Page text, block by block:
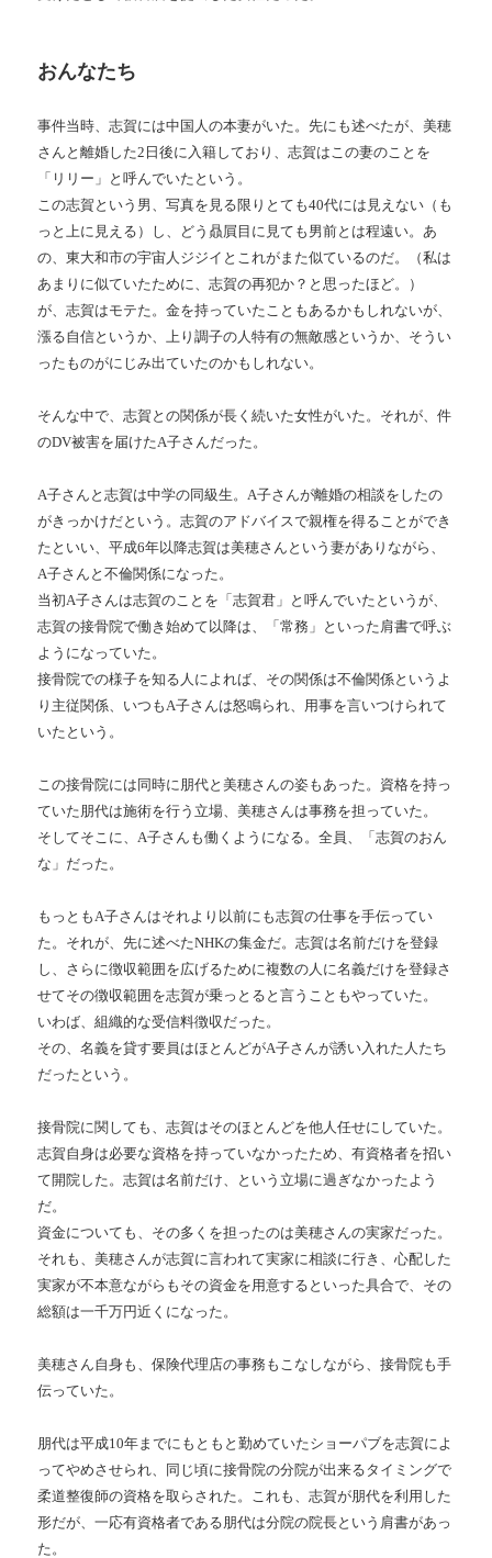
おんなたち
事件当時、志賀には中国人の本妻がいた。先にも述べたが、美穂
さんと離婚した2日後に入籍しており、志賀はこの妻のことを
「リリー」と呼んでいたという。
この志賀という男、写真を見る限りとても40代には見えない（も
っと上に見える）し、どう贔屓目に見ても男前とは程遠い。あ
の、東大和市の宇宙人ジジイとこれがまた似ているのだ。（私は
あまりに似ていたために、志賀の再犯か？と思ったほど。）
が、志賀はモテた。金を持っていたこともあるかもしれないが、
漲る自信というか、上り調子の人特有の無敵感というか、そうい
ったものがにじみ出ていたのかもしれない。
そんな中で、志賀との関係が長く続いた女性がいた。それが、件
のDV被害を届けたA子さんだった。
A子さんと志賀は中学の同級生。A子さんが離婚の相談をしたの
がきっかけだという。志賀のアドバイスで親権を得ることができ
たといい、平成6年以降志賀は美穂さんという妻がありながら、
A子さんと不倫関係になった。
当初A子さんは志賀のことを「志賀君」と呼んでいたというが、
志賀の接骨院で働き始めて以降は、「常務」といった肩書で呼ぶ
ようになっていた。
接骨院での様子を知る人によれば、その関係は不倫関係というよ
り主従関係、いつもA子さんは怒鳴られ、用事を言いつけられて
いたという。
この接骨院には同時に朋代と美穂さんの姿もあった。資格を持っ
ていた朋代は施術を行う立場、美穂さんは事務を担っていた。
そしてそこに、A子さんも働くようになる。全員、「志賀のおん
な」だった。
もっともA子さんはそれより以前にも志賀の仕事を手伝ってい
た。それが、先に述べたNHKの集金だ。志賀は名前だけを登録
し、さらに徴収範囲を広げるために複数の人に名義だけを登録さ
せてその徴収範囲を志賀が乗っとると言うこともやっていた。
いわば、組織的な受信料徴収だった。
その、名義を貸す要員はほとんどがA子さんが誘い入れた人たち
だったという。
接骨院に関しても、志賀はそのほとんどを他人任せにしていた。
志賀自身は必要な資格を持っていなかったため、有資格者を招い
て開院した。志賀は名前だけ、という立場に過ぎなかったよう
だ。
資金についても、その多くを担ったのは美穂さんの実家だった。
それも、美穂さんが志賀に言われて実家に相談に行き、心配した
実家が不本意ながらもその資金を用意するといった具合で、その
総額は一千万円近くになった。
美穂さん自身も、保険代理店の事務もこなしながら、接骨院も手
伝っていた。
朋代は平成10年までにもともと勤めていたショーパブを志賀によ
ってやめさせられ、同じ頃に接骨院の分院が出来るタイミングで
柔道整復師の資格を取らされた。これも、志賀が朋代を利用した
形だが、一応有資格者である朋代は分院の院長という肩書があっ
た。